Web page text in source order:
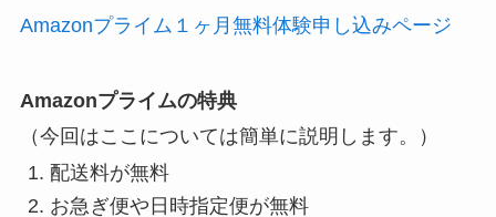
Amazonプライム１ヶ月無料体験申し込みページ
Amazonプライムの特典
（今回はここについては簡単に説明します。）
配送料が無料
お急ぎ便や日時指定便が無料